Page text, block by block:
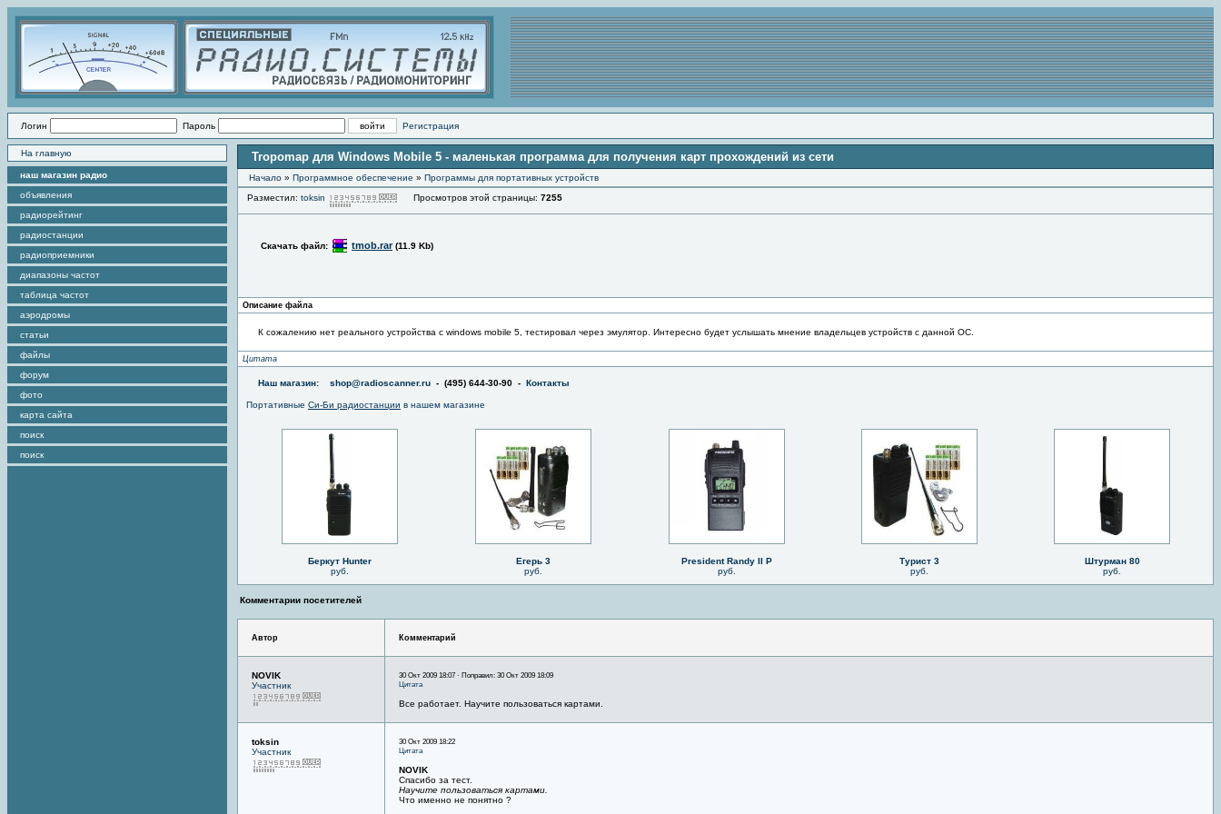
Логин Пароль Регистрация
На главную
наш магазин радио
объявления
радиорейтинг
радиостанции
радиоприемники
диапазоны частот
таблица частот
аэродромы
статьи
файлы
форум
фото
карта сайта
поиск
поиск
Tropomap для Windows Mobile 5 - маленькая программа для получения карт прохождений из сети
Начало » Программное обеспечение » Программы для портативных устройств
Разместил: toksin Просмотров этой страницы: 7255
Скачать файл: tmob.rar (11.9 Kb)
Описание файла
К сожалению нет реального устройства с windows mobile 5, тестировал через эмулятор. Интересно будет услышать мнение владельцев устройств с данной ОС.
Цитата
Наш магазин: shop@radioscanner.ru - (495) 644-30-90 - Контакты
Портативные Си-Би радиостанции в нашем магазине
Беркут Hunter
руб.
Егерь 3
руб.
President Randy II P
руб.
Турист 3
руб.
Штурман 80
руб.
Комментарии посетителей
Автор Комментарий
NOVIK
Участник
30 Окт 2009 18:07 · Поправил: 30 Окт 2009 18:09
Цитата
Все работает. Научите пользоваться картами.
toksin
Участник
30 Окт 2009 18:22
Цитата
NOVIK
Спасибо за тест.
Научите пользоваться картами.
Что именно не понятно ?